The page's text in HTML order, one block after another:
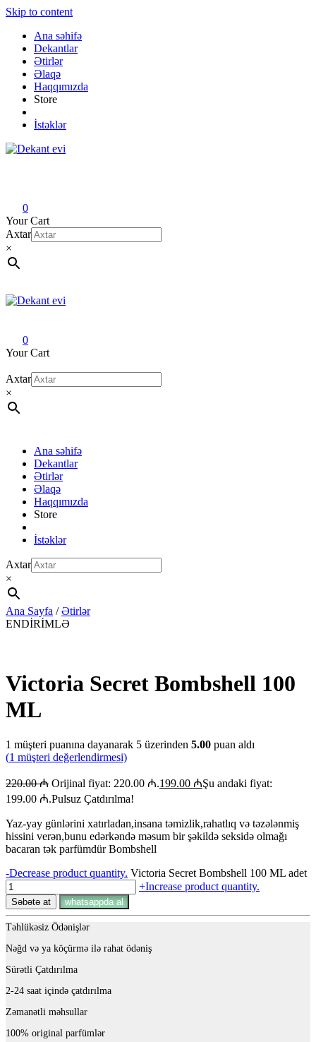
Skip to content
Ana səhifə
Dekantlar
Ətirlər
Əlaqə
Haqqımızda
Store
İstəklər
0
Your Cart
Axtar
×
0
Your Cart
Axtar
×
Ana səhifə
Dekantlar
Ətirlər
Əlaqə
Haqqımızda
Store
İstəklər
Axtar
×
Ana Sayfa /Ətirlər
ENDİRİMLƏ
Victoria Secret Bombshell 100
ML
1 müşteri puanına dayanarak 5 üzerinden 5.00 puan aldı
(1 müşteri değerlendirmesi)
220.00₼ Orijinal fiyat: 220.00 ₼.199.00 ₼Şu andaki fiyat:
199.00 ₼.Pulsuz Çatdırılma!
Yaz-yay günlərini xatırladan,insana təmizlik,rahatlıq və təzələnmiş
hissini verən,bunu edərkəndə məsum bir şəkildə seksidə olmağı
bacaran tək parfümdür Bombshell
-Decrease product quantity. Victoria Secret Bombshell 100 ML adet
+Increase product quantity.
Səbətə at whatsappda al
Təhlükəsiz Ödənişlər
Nəğd və ya köçürmə ilə rahat ödəniş
Sürətli Çatdırılma
2-24 saat içində çatdırılma
Zəmanətli məhsullar
100% original parfümlər